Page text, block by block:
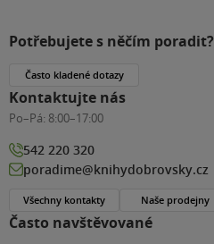
Často navštěvované
Potřebujete s něčím poradit?
Často kladené dotazy
Kontaktujte nás
Po–Pá: 8:00–17:00
542 220 320
poradime@knihydobrovsky.cz
Všechny kontakty Naše prodejny